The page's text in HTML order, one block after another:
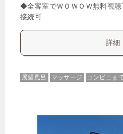
◆全客室でＷＯＷＯＷ無料視
接続可
詳細
展望風呂 マッサージ コンビニま